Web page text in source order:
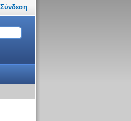
Σύνδεση